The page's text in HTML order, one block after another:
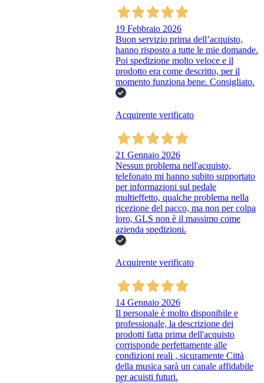
19 Febbraio 2026
Buon servizio prima dell’acquisto,
hanno risposto a tutte le mie domande.
Poi spedizione molto veloce e il
prodotto era come descritto, per il
momento funziona bene. Consigliato.
Acquirente verificato
21 Gennaio 2026
Nessun problema nell'acquisto,
telefonato mi hanno subito supportato
per informazioni sul pedale
multieffetto, qualche problema nella
ricezione del pacco, ma non per colpa
loro, GLS non è il massimo come
azienda spedizioni.
Acquirente verificato
14 Gennaio 2026
Il personale è molto disponibile e
professionale, la descrizione dei
prodotti fatta prima dell'acquisto
corrisponde perfettamente alle
condizioni reali , sicuramente Città
della musica sarà un canale affidabile
per acuisti futuri.